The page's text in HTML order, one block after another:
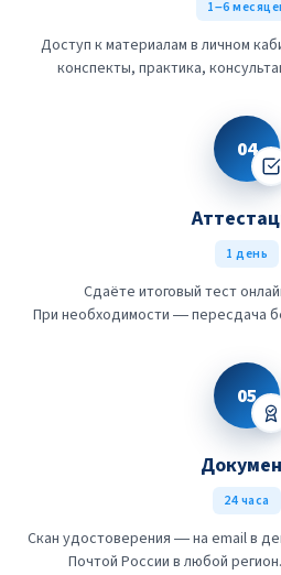
1–6
Доступ к материалам в личном
конспекты, практика,
04
1 день
Сдаёте итоговый тест
При необходимости — пересдача
05
24 часа
Скан удостоверения — на email в
Почтой России в любой